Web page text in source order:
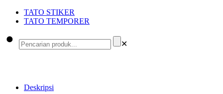
TATO STIKER
TATO TEMPORER
✕
Deskripsi